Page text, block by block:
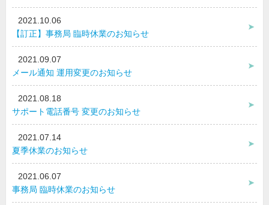
2021.10.06
【訂正】事務局 臨時休業のお知らせ
2021.09.07
メール通知 運用変更のお知らせ
2021.08.18
サポート電話番号 変更のお知らせ
2021.07.14
夏季休業のお知らせ
2021.06.07
事務局 臨時休業のお知らせ